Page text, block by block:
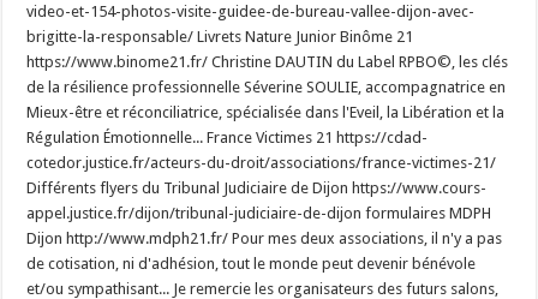
video-et-154-photos-visite-guidee-de-bureau-vallee-dijon-avec-
brigitte-la-responsable/ Livrets Nature Junior Binôme 21
https://www.binome21.fr/ Christine DAUTIN du Label RPBO©, les clés
de la résilience professionnelle Séverine SOULIE, accompagnatrice en
Mieux-être et réconciliatrice, spécialisée dans l'Eveil, la Libération et la
Régulation Émotionnelle... France Victimes 21 https://cdad-
cotedor.justice.fr/acteurs-du-droit/associations/france-victimes-21/
Différents flyers du Tribunal Judiciaire de Dijon https://www.cours-
appel.justice.fr/dijon/tribunal-judiciaire-de-dijon formulaires MDPH
Dijon http://www.mdph21.fr/ Pour mes deux associations, il n'y a pas
de cotisation, ni d'adhésion, tout le monde peut devenir bénévole
et/ou sympathisant... Je remercie les organisateurs des futurs salons,